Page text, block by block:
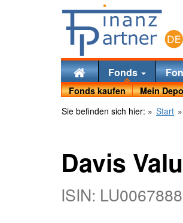
Fonds
Fonds kaufen Mein
Sie befinden sich hier: » Start »
Davis
ISIN: